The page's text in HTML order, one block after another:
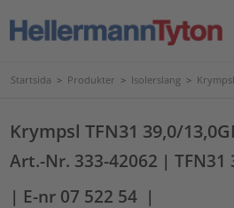
Startsida > Produkter > Isolerslang >
Krympsl TFN31 39,0/
Art.-Nr. 333-42062 | TFN31
| E-nr 07 522 54 |